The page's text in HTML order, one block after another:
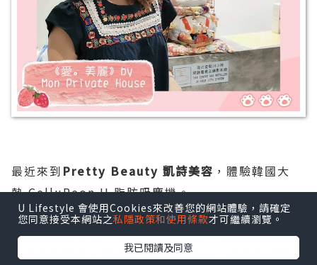
最近來到 Pretty Beauty 凱詩美容 ，體驗韓國大
熱 CelluReon II 脂肪吸塵機。
CelluReonII 是一台結合真空吸力、強烈震動以及
按壓的護理儀，透過熱力及真空吸力，使老化的乳酸
U Lifestyle 會使用Cookies來改善您的網站體驗，請確定
您同意接受本網站之私隱政策和使用條款才可繼續瀏覽。
我已閱讀及同意